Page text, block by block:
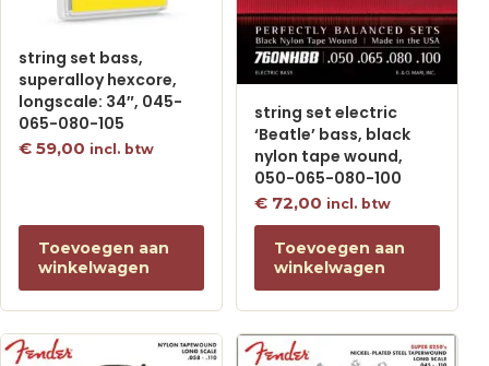
string set bass,
superalloy hexcore,
longscale: 34″, 045-
065-080-105
€ 59,00 incl. btw
Toevoegen aan
winkelwagen
string set electric
‘Beatle’ bass, black
nylon tape wound,
050-065-080-100
€ 72,00 incl. btw
Toevoegen aan
winkelwagen